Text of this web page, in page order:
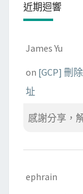
近期迴響
James Yu
on [GCP] 刪
址
感謝分享，
ephrain